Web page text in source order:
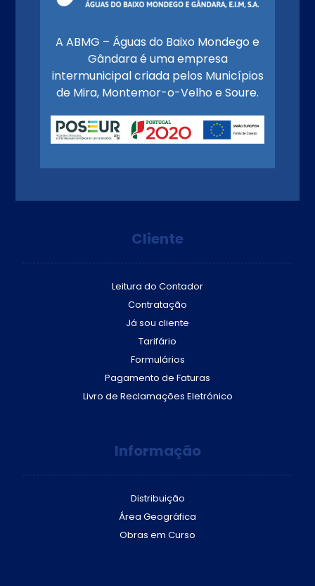
A ABMG – Águas do Baixo Mondego e
Gândara é uma empresa
intermunicipal criada pelos Municípios
de Mira, Montemor-o-Velho e Soure.
Cliente
Leitura do Contador
Contratação
Já sou cliente
Tarifário
Formulários
Pagamento de Faturas
Livro de Reclamações Eletrónico
Informação
Distribuição
Área Geográfica
Obras em Curso